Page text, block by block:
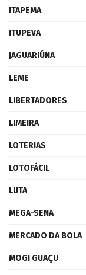
ITAPEMA
ITUPEVA
JAGUARIÚNA
LEME
LIBERTADORES
LIMEIRA
LOTERIAS
LOTOFÁCIL
LUTA
MEGA-SENA
MERCADO DA BOLA
MOGI GUAÇU